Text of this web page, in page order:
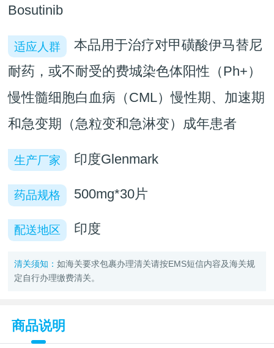
Bosutinib
适应人群
本品用于治疗对甲磺酸伊马替尼
耐药，或不耐受的费城染色体阳性（Ph+）
慢性髓细胞白血病（CML）慢性期、加速期
和急变期（急粒变和急淋变）成年患者
生产厂家 印度Glenmark
药品规格 500mg*30片
配送地区 印度
清关须知： 如海关要求包裹办理清关请按EMS短信内容及海关规
定自行办理缴费清关。
商品说明